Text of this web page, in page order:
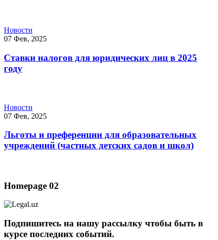
Новости
07 Фев, 2025
Ставки налогов для юридических лиц в 2025
году
Новости
07 Фев, 2025
Льготы и преференции для образовательных
учреждений (частных детских садов и школ)
Homepage 02
Подпишитесь на нашу рассылку чтобы быть в
курсе последних событий.